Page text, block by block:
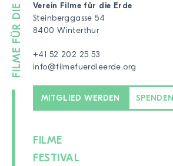
Verein Filme für die Erde
Steinberggasse 54
8400 Winterthur
+41 52 202 25 53
info@filmefuerdieerde.org
MITGLIED WERDEN SPENDEN
FILME
FESTIVAL